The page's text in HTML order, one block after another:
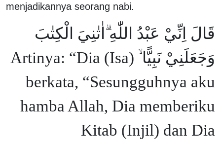
menjadikannya seorang nabi.
قَالَ اِنِّيْ عَبْدُ اللّٰهِ ۗاٰتٰنِيَ الْكِتٰبَ
وَجَعَلَنِيْ نَبِيًّا ۙ Artinya: “Dia (Isa)
berkata, “Sesungguhnya aku
hamba Allah, Dia memberiku
Kitab (Injil) dan Dia